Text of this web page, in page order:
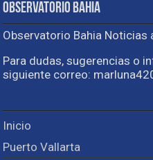
Observatorio Bahia
Observatorio Bahia Noticias
Para dudas, sugerencias o
siguiente correo:
Inicio
Puerto Vallarta